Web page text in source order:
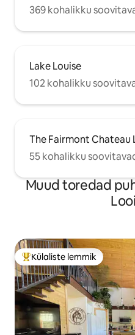
369 kohalikku
Lake Louise
102 kohalikku
The Fairmont Chateau
55 kohalikku
Muud toredad
Külaliste suur lemmik
Külaliste lemmik